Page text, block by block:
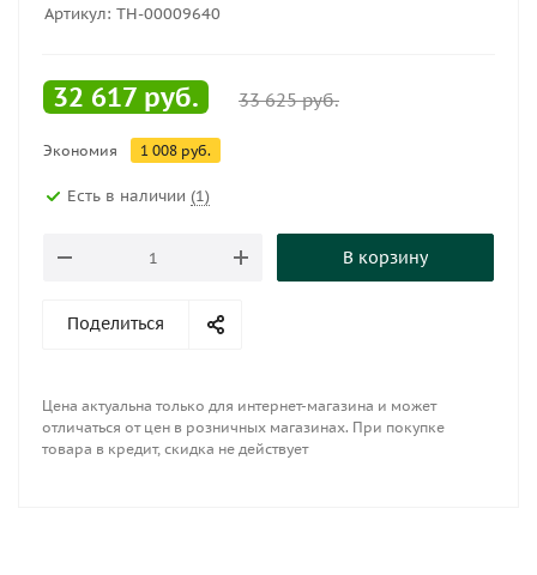
Артикул: ТН-00009640
32 617 руб. 33 625руб.
Экономия 1 008 руб.
Есть в наличии (1)
В корзину
Поделиться
Цена актуальна только для интернет-магазина и может
отличаться от цен в розничных магазинах. При покупке
товара в кредит, скидка не действует